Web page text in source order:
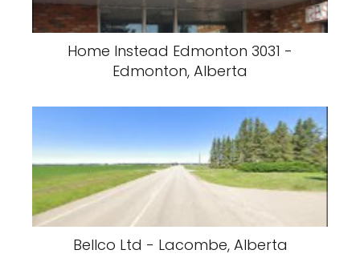
Home Instead Edmonton 3031 -
Edmonton, Alberta
Bellco Ltd - Lacombe, Alberta